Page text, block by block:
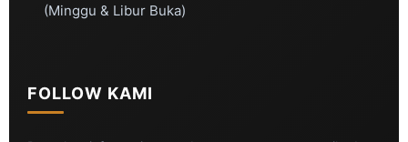
(Minggu & Libur Buka)
FOLLOW KAMI